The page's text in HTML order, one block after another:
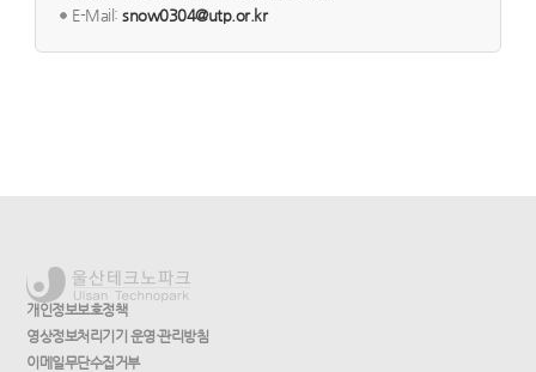
E-Mail:snow0304@utp.or.kr
개인정보보호정책
영상정보처리기기 운영·관리방침
이메일무단수집거부